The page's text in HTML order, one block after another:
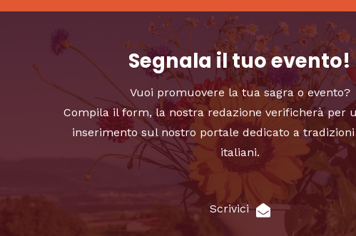
Segnala il tuo evento!
Vuoi promuovere la tua sagra o evento?
Compila il form, la nostra redazione verificherà per
inserimento sul nostro portale dedicato a
italiani.
Scrivici